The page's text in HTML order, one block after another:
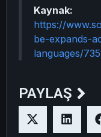
Kaynak:
https://
be-expands-
languages/
PAYLAŞ